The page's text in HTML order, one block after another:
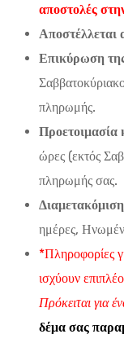
αποστολές
Αποστέλλεται
Επικύρωση
πληρωμής.
Προετοιμασία
ώρες (εκτός
πληρωμής σας.
ημέρες,
*Πληροφορίες
ισχύουν
Πρόκειται για
δέμα σας